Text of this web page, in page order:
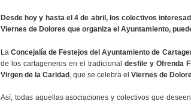
Desde hoy y hasta el 4 de abril, los colectivos
Viernes de Dolores que organiza el Ayuntamiento,
LaConcejalía de Festejos del Ayuntamiento de
de los cartageneros en el tradicional desfile y Ofrenda
Virgen de la Caridad , que se celebra el Viernes de
Así, todas aquellas asociaciones y colectivos que